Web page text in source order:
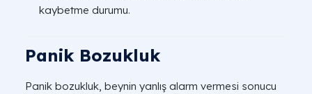
kaybetme durumu.
Panik Bozukluk
Panik bozukluk, beynin yanlış alarm vermesi sonucu